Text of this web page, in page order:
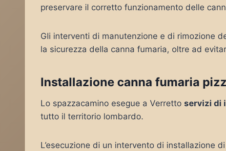
preservare il corretto funzionamento delle
Gli interventi di manutenzione e di rimozione
la sicurezza della canna fumaria, oltre ad
Installazione canna fumaria
Lo spazzacamino esegue a Verretto servizi di
tutto il territorio lombardo.
L’esecuzione di un intervento di installazione